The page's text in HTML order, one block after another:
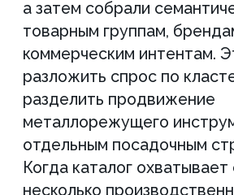
страниц: ассортимент, условия
поставки, наличие и работу с заказными
позициями. Тексты дополняли
каталога и помогали поисковым
системам точнее понимать страницы.
Это дает более стабильный результат
продвижении поставщика станочной
оснастки, чем простое добавление
сформировали банк идей по развитию
каталога: выделили перспективные
посадочные страницы, разделили